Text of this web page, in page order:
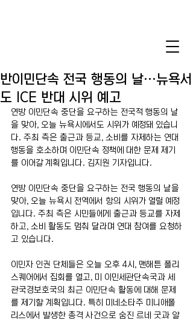
반이민단속 전국 행동의 날…뉴욕서
도 ICE 반대 시위 예고
연방 이민단속 중단을 요구하는 전국적 행동의 날
을 맞아, 오늘 뉴욕시에서도 시위가 예정돼 있습니
다. 주최 측은 출근과 등교, 소비를 자제하는 연대
행동을 호소하며 이민단속 정책에 대한 문제 제기
를 이어갈 계획입니다. 김지원 기자입니다.
연방 이민단속 중단을 요구하는 전국 행동의 날을
맞아, 오늘 뉴욕시 전역에서 항의 시위가 열릴 예정
입니다. 주최 측은 시민들에게 출근과 등교를 자제
하고, 소비 활동도 멈춰 달라며 연대 참여를 요청하
고 있습니다.
이민자 인권 단체들은 오늘 오후 4시, 맨해튼 폴리
스퀘어에서 집회를 열고, 미 이민세관단속국과 세
관국경보호국의 최근 이민단속 활동에 대해 문제
를 제기할 계획입니다. 특히 미네소타주 미니애폴
리스에서 발생한 총격 사건으로 숨진 르네 굿과 알